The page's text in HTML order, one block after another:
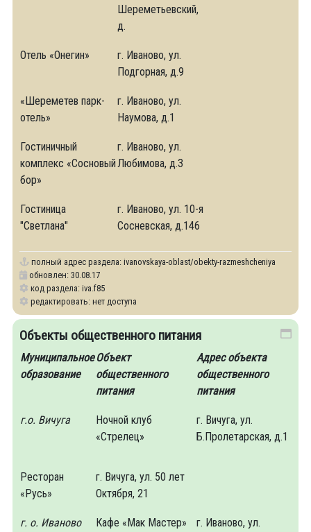
Шереметьевский,
д.
Отель «Онегин»
г. Иваново, ул.
Подгорная, д.9
«Шереметев парк-
отель»
г. Иваново, ул.
Наумова, д.1
Гостиничный
комплекс «Сосновый
бор»
г. Иваново, ул.
Любимова, д.3
Гостиница
"Светлана"
г. Иваново, ул. 10-я
Сосневская, д.146
полный адрес раздела: ivanovskaya-oblast/obekty-razmeshcheniya
обновлен: 30.08.17
код раздела: iva.f85
редактировать: нет доступа
Объекты общественного питания
Муниципальное
образование
Объект
общественного
питания
Адрес объекта
общественного
питания
г.о. Вичуга
Ночной клуб
«Стрелец»
г. Вичуга, ул.
Б.Пролетарская, д.1
Ресторан
«Русь»
г. Вичуга, ул. 50 лет
Октября, 21
г. о. Иваново Кафе «Мак Мастер»
г. Иваново, ул.